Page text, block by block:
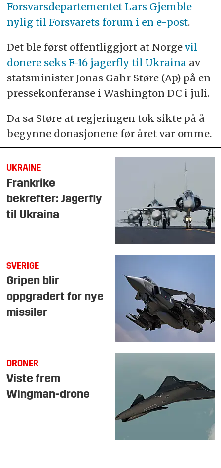
Forsvarsdepartementet Lars Gjemble
nylig til Forsvarets forum i en e-post.
Det ble først offentliggjort at Norge vil
donere seks F-16 jagerfly til Ukrainaav
statsminister Jonas Gahr Støre (Ap) på en
pressekonferanse i Washington DC i juli.
Da sa Støre at regjeringen tok sikte på å
begynne donasjonene før året var omme.
UKRAINE
Frankrike
bekrefter: Jagerfly
til Ukraina
SVERIGE
Gripen blir
oppgradert for nye
missiler
DRONER
Viste frem
Wingman-drone